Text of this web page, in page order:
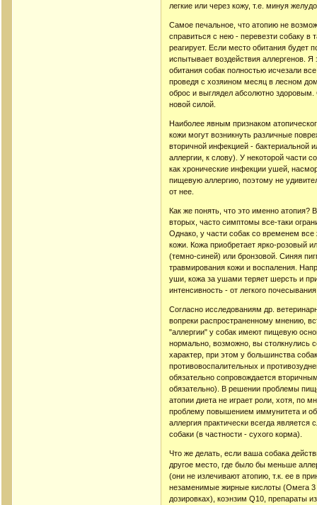
легкие или через кожу, т.е. минуя
Самое печальное, что атопию не
справиться с нею - перевезти собаку
реагирует. Если место обитания будет
испытывает воздействия аллергенов.
обитания собак полностью исчезали
проведя с хозяином месяц в лесном
оброс и выглядел абсолютно здоровым.
новой силой.
Наиболее явным признаком
кожи могут возникнуть различные
вторичной инфекцией - бактериальной
аллергии, к слову). У некоторой части
как хронические инфекции ушей,
пищевую аллергию, поэтому не
от нее.
Как же понять, что это именно атопия?
вторых, часто симптомы все-таки
Однако, у части собак со временем
кожи. Кожа приобретает ярко-розовый
(темно-синей) или бронзовой. Синяя
травмирования кожи и воспаления.
уши, кожа за ушами теряет шерсть и
интенсивность - от легкого
Согласно исследованиям др.
вопреки распространенному мнению,
"аллергии" у собак имеют пищевую
нормально, возможно, вы столкнулись
характер, при этом у большинства
противовоспалительных и
обязательно сопровождается
обязательно). В решении проблемы
атопии диета не играет роли, хотя, по
проблему повышением иммунитета и
аллергия практически всегда
собаки (в частности - сухого корма).
Что же делать, если ваша собака
другое место, где было бы меньше
(они не излечивают атопию, т.к. ее в
незаменимые жирные кислоты (Омега
дозировках), коэнзим Q10, препараты